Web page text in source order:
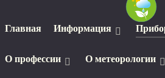
Главная Информация
О профессии О метеорологии